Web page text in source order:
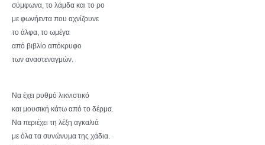
σύμφωνα, το λάμδα και το ρο
με φωνήεντα που αχνίζουνε
το άλφα, το ωμέγα
από βιβλίο απόκρυφο
των αναστεναγμών.
Να έχει ρυθμό λικνιστικό
και μουσική κάτω από το δέρμα.
Να περιέχει τη λέξη αγκαλιά
με όλα τα συνώνυμα της χάδια.